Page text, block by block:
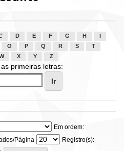
D E F G H
O P Q R S
T
X Y Z
primeiras letras:
Em ordem:
Página
Registro(s):